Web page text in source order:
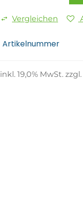
Vergleichen
Artikelnummer
inkl. 19,0% MwSt. zzgl.